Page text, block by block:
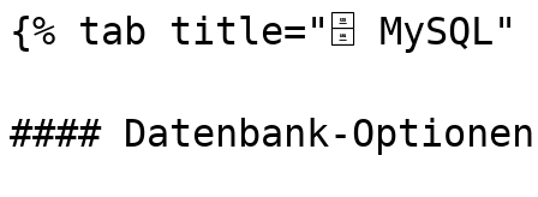
{% tab title="🗄️ MySQL"
#### Datenbank-Optionen